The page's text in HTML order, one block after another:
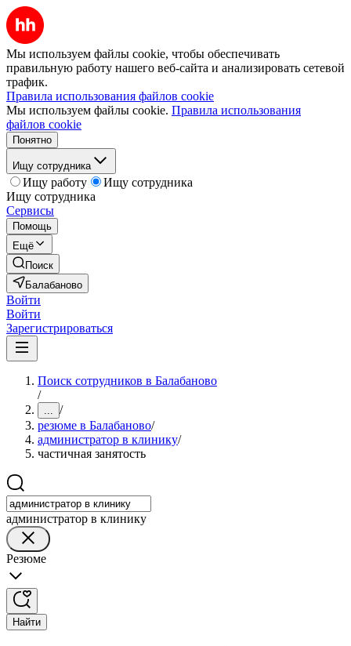
Мы используем файлы cookie, чтобы обеспечивать
правильную работу нашего веб-сайта и анализировать сетевой
трафик.
Правила использования файлов cookie
Мы используем файлы cookie. Правила использования
файлов cookie
Понятно
Ищу сотрудника
Ищу работу
Ищу сотрудника
Ищу сотрудника
Сервисы
Помощь
Ещё
Поиск
Балабаново
Войти
Войти
Зарегистрироваться
Поиск сотрудников в Балабаново
/
... /
резюме в Балабаново/
администратор в клинику/
частичная занятость
администратор в клинику
Резюме
Найти